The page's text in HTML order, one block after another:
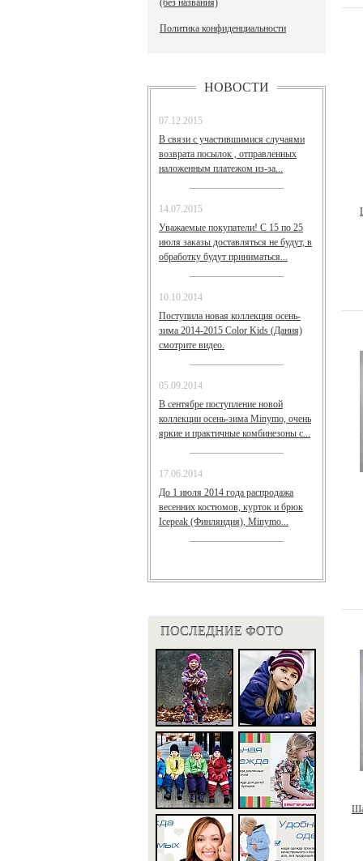
(без названия)
Политика конфиденциальности
НОВОСТИ
07.12.2015
В связи с участившимися случаями
возврата посылок , отправленных
наложенным платежом из-за...
14.07.2015
Уважаемые покупатели! С 15 по 25
июля заказы доставляться не будут, в
обработку будут приниматься...
10.10.2014
Поступила новая коллекция осень-
зима 2014-2015 Color Kids (Дания)
смотрите видео.
05.09.2014
В сентябре поступление новой
коллекции осень-зима Minymo, очень
яркие и практичные комбинезоны с...
17.06.2014
До 1 июля 2014 года распродажа
весенних костюмов, курток и брюк
Icepeak (Финляндия), Minymo...
ПОСЛЕДНИЕ ФОТО